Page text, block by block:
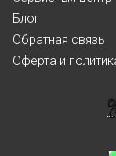
Блог
Обратная связь
Оферта и